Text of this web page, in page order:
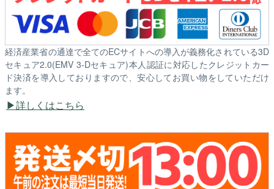
経済産業省の通達で全てのECサイトへの導入が義務化されている3D
セキュア2.0(EMV 3-Dセキュア)本人認証に対応したクレジットカー
ド決済を導入しておりますので、安心してお買い物をしていただけ
ます。
詳しくはこちら